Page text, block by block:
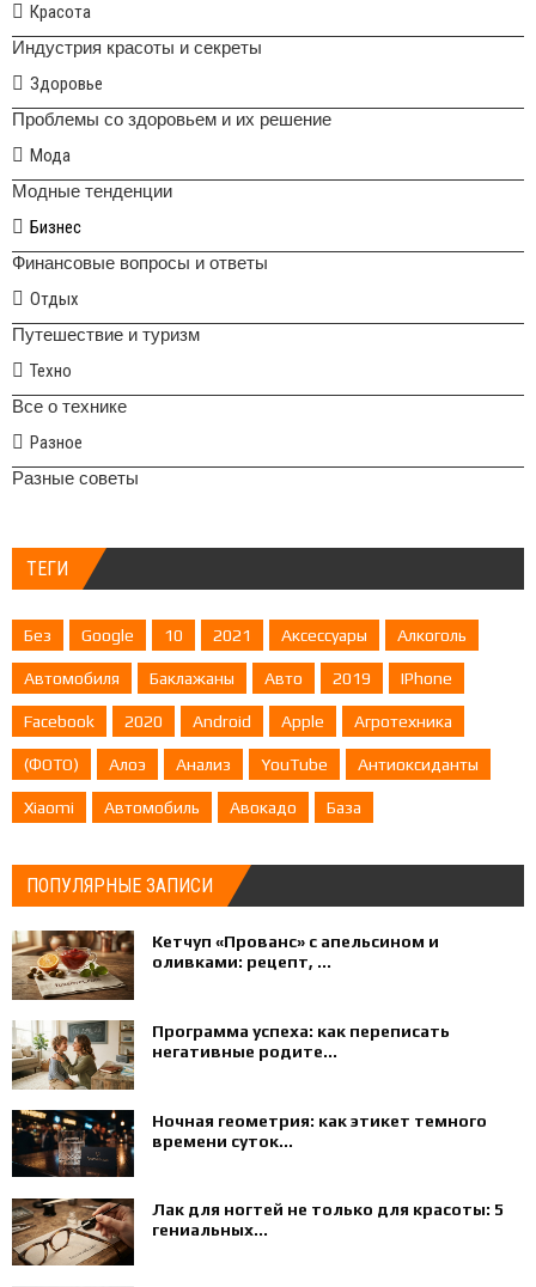
Красота
Индустрия красоты и секреты
Здоровье
Проблемы со здоровьем и их решение
Мода
Модные тенденции
Бизнес
Финансовые вопросы и ответы
Отдых
Путешествие и туризм
Техно
Все о технике
Разное
Разные советы
ТЕГИ
Без Google 10 2021 Аксессуары Алкоголь
Автомобиля Баклажаны Авто 2019 IPhone
Facebook 2020 Android Apple Агротехника
(ФОТО) Алоэ Анализ YouTube Антиоксиданты
Xiaomi Автомобиль Авокадо База
ПОПУЛЯРНЫЕ ЗАПИСИ
Кетчуп «Прованс» с апельсином и
оливками: рецепт, ...
Программа успеха: как переписать
негативные родите...
Ночная геометрия: как этикет темного
времени суток...
Лак для ногтей не только для красоты: 5
гениальных...